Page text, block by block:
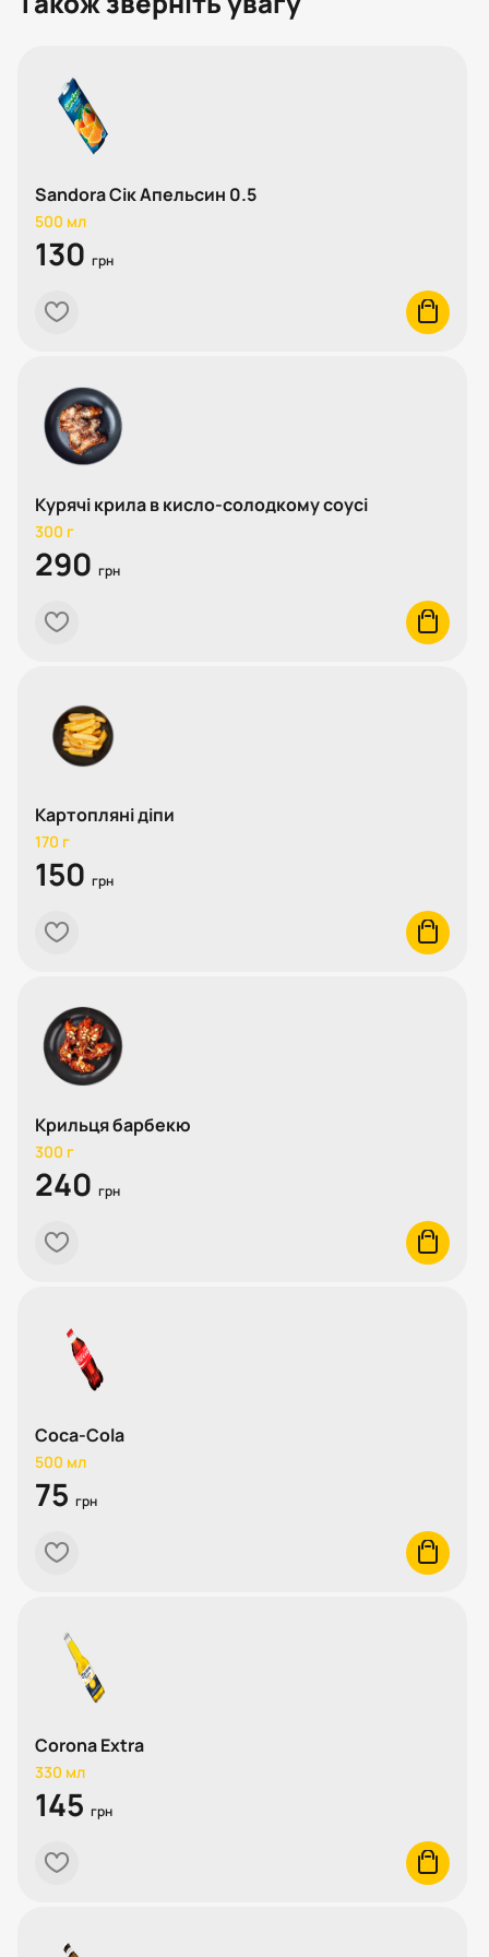
Sandora Сік Апельсин 0.5
500 мл
130 грн
heart cart
Курячі крила в кисло-солодкому соусі
300 г
290 грн
heart cart
Картопляні діпи
170 г
150 грн
heart cart
Крильця барбекю
300 г
240 грн
heart cart
Coca-Cola
500 мл
75 грн
heart cart
Corona Extra
330 мл
145 грн
heart cart